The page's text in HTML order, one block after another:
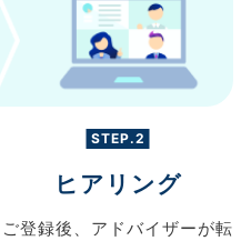
STEP.2
ヒアリング
ご登録後、 アドバイザーが転